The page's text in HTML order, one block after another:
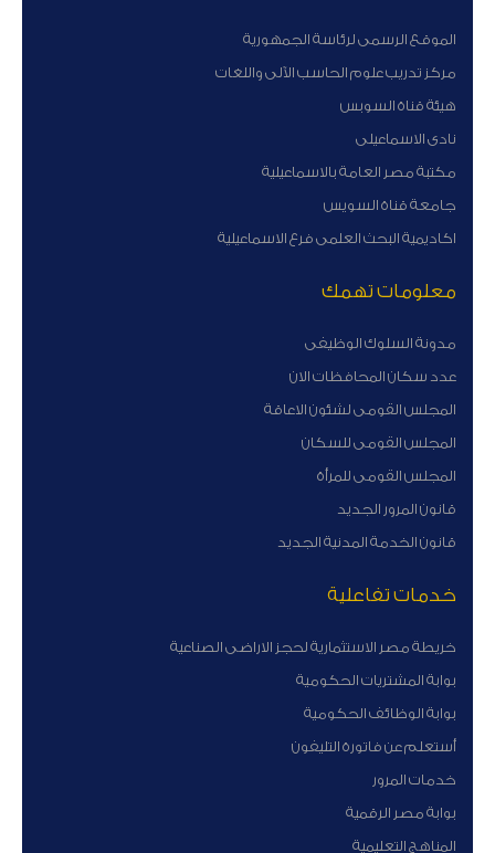
الموقع الرسمى لرئاسة الجمهورية
مركز تدريب علوم الحاسب الآلى واللغات
هيئة قناة السوبس
نادى الاسماعيلى
مكتبة مصر العامة بالاسماعيلية
جامعة قناة السويس
اكاديمية البحث العلمى فرع الاسماعيلية
معلومات تهمك
مدونة السلوك الوظيفى
عدد سكان المحافظات الان
المجلس القومى لشئون الاعاقة
المجلس القومى للسكان
المجلس القومى للمرأة
قانون المرور الجديد
قانون الخدمة المدنية الجديد
خدمات تفاعلية
خريطة مصر الاستثمارية لحجز الاراضى الصناعية
بوابة المشتريات الحكومية
بوابة الوظائف الحكومية
أستعلم عن فاتورة التليفون
خدمات المرور
بوابة مصر الرقمية
المناهج التعليمية